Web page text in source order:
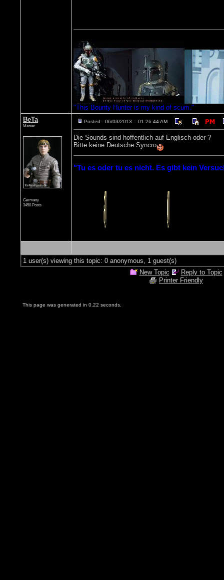
"This Bounty Hunter is my kind of scum."
BeTa
Master
Germany
3450 Posts
Posted - 06/03/2013 : 01:26:44 AM
Die Sounds sind hoffentlich auf Englisch oder ?
Bitte keine Deutsche Syncro
"Tu es oder tu es nicht. Es gibt kein
1 user(s) viewing this topic: 0 anonymous, 1 guest(s)
New Topic
Reply to Topic
Printer Friendly
This page was generated in 0.22 seconds.